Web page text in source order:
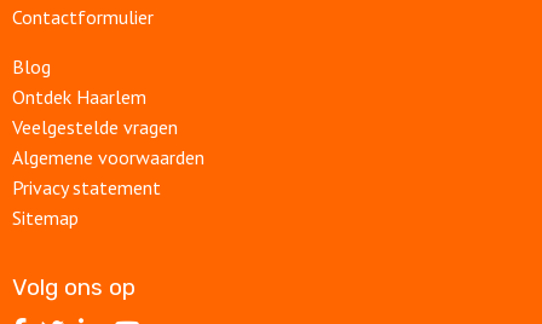
Contactformulier
Blog
Ontdek Haarlem
Veelgestelde vragen
Algemene voorwaarden
Privacy statement
Sitemap
Volg ons op